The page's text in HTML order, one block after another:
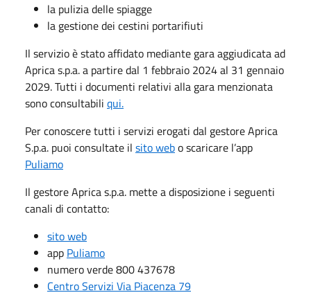
la pulizia delle spiagge
la gestione dei cestini portarifiuti
Il servizio è stato affidato mediante gara aggiudicata ad
Aprica s.p.a. a partire dal 1 febbraio 2024 al 31 gennaio
2029. Tutti i documenti relativi alla gara menzionata
sono consultabili qui.
Per conoscere tutti i servizi erogati dal gestore Aprica
S.p.a. puoi consultate il sito webo scaricare l’app
Puliamo
Il gestore Aprica s.p.a. mette a disposizione i seguenti
canali di contatto:
sito web
app Puliamo
numero verde 800 437678
Centro Servizi Via Piacenza 79